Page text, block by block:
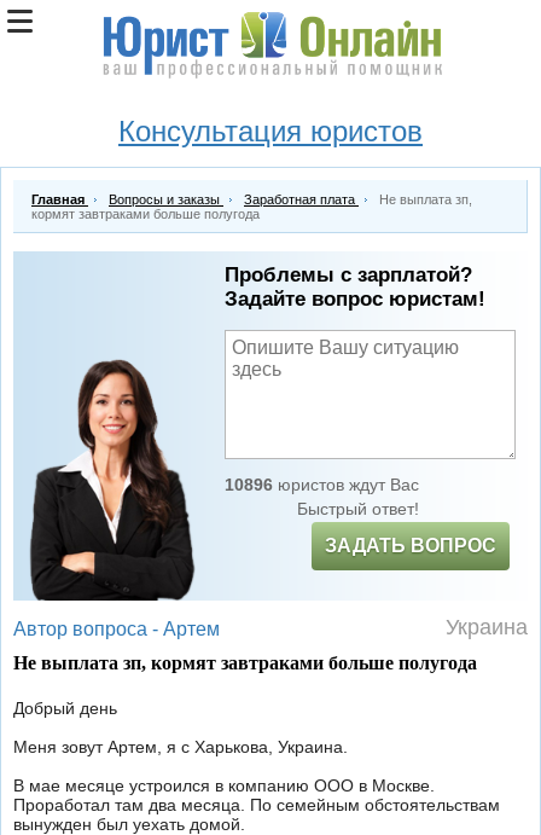
Консультация юристов
Главная Вопросы и заказы Заработная плата
Не выплата зп,
кормят завтраками больше полугода
Проблемы с зарплатой?
Задайте вопрос юристам!
10896юристов ждут Вас
Быстрый ответ!
ЗАДАТЬ ВОПРОС
Автор вопроса - Артем Украина
Не выплата зп, кормят завтраками больше полугода
Добрый день
Меня зовут Артем, я с Харькова, Украина.
В мае месяце устроился в компанию ООО в Москве.
Проработал там два месяца. По семейным обстоятельствам
вынужден был уехать домой.